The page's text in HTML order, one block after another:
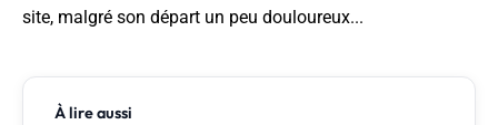
site, malgré son départ un peu douloureux...
À lire aussi